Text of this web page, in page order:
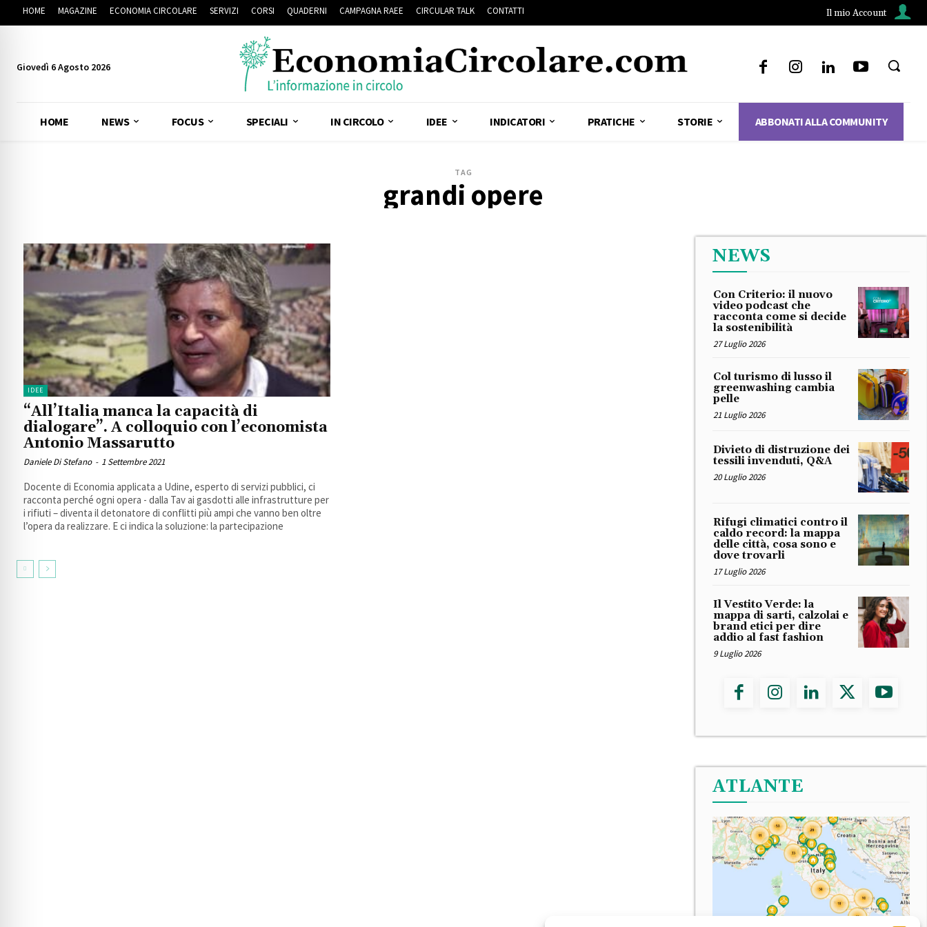
HOME MAGAZINE ECONOMIA CIRCOLARE SERVIZI CORSI QUADERNI CAMPAGNA RAEE CIRCULAR TALK CONTATTI Il mio Account
Giovedì 6 Agosto 2026
HOME NEWS FOCUS SPECIALI IN CIRCOLO IDEE INDICATORI PRATICHE STORIE ABBONATI ALLA COMMUNITY
TAG
grandi opere
IDEE
“All’Italia manca la capacità di
dialogare”. A colloquio con l’economista
Antonio Massarutto
Daniele Di Stefano - 1 Settembre 2021
Docente di Economia applicata a Udine, esperto di servizi pubblici, ci
racconta perché ogni opera - dalla Tav ai gasdotti alle infrastrutture per
i rifiuti – diventa il detonatore di conflitti più ampi che vanno ben oltre
l’opera da realizzare. E ci indica la soluzione: la partecipazione
NEWS
Con Criterio: il nuovo
video podcast che
racconta come si decide
la sostenibilità
27 Luglio 2026
Col turismo di lusso il
greenwashing cambia
pelle
21 Luglio 2026
Divieto di distruzione dei
tessili invenduti, Q&A
20 Luglio 2026
Rifugi climatici contro il
caldo record: la mappa
delle città, cosa sono e
dove trovarli
17 Luglio 2026
Il Vestito Verde: la
mappa di sarti, calzolai e
brand etici per dire
addio al fast fashion
9 Luglio 2026
ATLANTE